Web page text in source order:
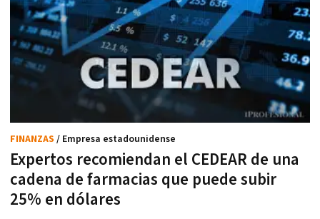
Expertos recomiendan el CEDEAR de una
cadena de farmacias que puede subir
25% en dólares
FINANZAS / Empresa estadounidense